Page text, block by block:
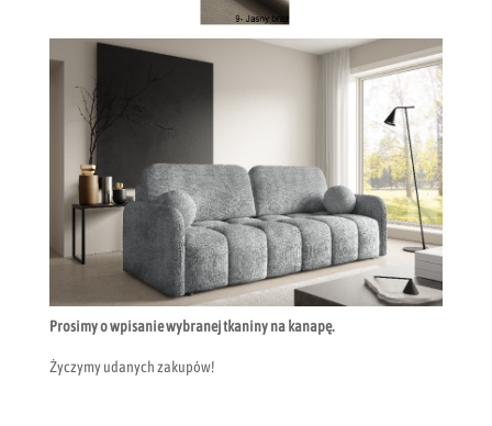
Prosimy o wpisanie wybranej tkaniny na kanapę.
Życzymy udanych zakupów!